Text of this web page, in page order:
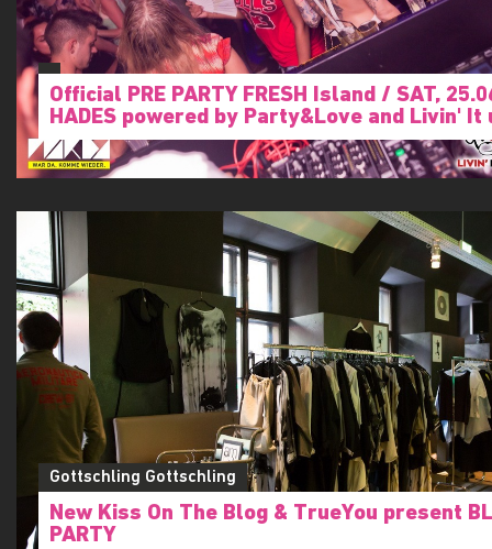
Official PRE PARTY FRESH Island / SAT,
HADES powered by Party&Love and Livin' It
Gottschling Gottschling
New Kiss On The Blog & TrueYou present
PARTY